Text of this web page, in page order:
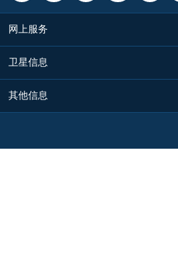
网上服务
卫星信息
其他信息